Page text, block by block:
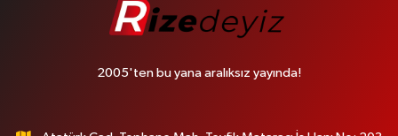
2005'ten bu yana aralıksız yayında!